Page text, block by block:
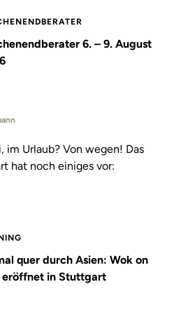
6. – 9. August
im Urlaub? Von wegen! Das
hat noch einiges vor:
quer durch Asien: Wok on
eröffnet in Stuttgart